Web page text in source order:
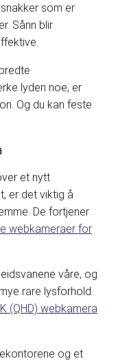
som er
Sånn blir
lyden noe, er
Og du kan feste
et nytt
er det viktig å
De fortjener
webkameraer for
våre, og
rare lysforhold.
(QHD) webkamera
og et